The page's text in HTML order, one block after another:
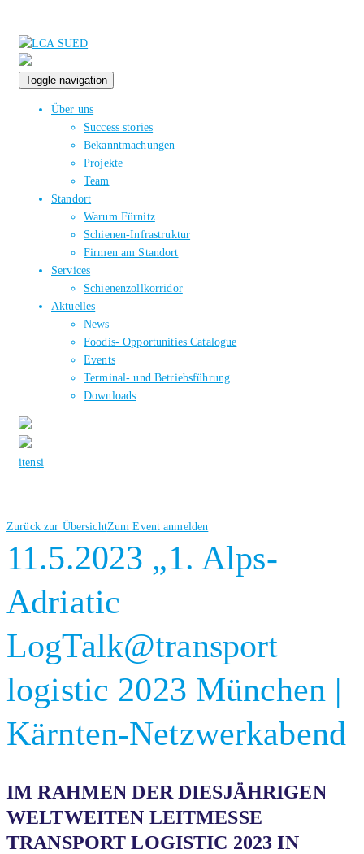
Toggle navigation
Über uns
Success stories
Bekanntmachungen
Projekte
Team
Standort
Warum Fürnitz
Schienen-Infrastruktur
Firmen am Standort
Services
Schienenzollkorridor
Aktuelles
News
Foodis- Opportunities Catalogue
Events
Terminal- und Betriebsführung
Downloads
itensi
Zurück zur ÜbersichtZum Event anmelden
11.5.2023 „1. Alps-
Adriatic
LogTalk@transport
logistic 2023 München |
Kärnten-Netzwerkabend
IM RAHMEN DER DIESJÄHRIGEN
WELTWEITEN LEITMESSE
TRANSPORT LOGISTIC 2023 IN